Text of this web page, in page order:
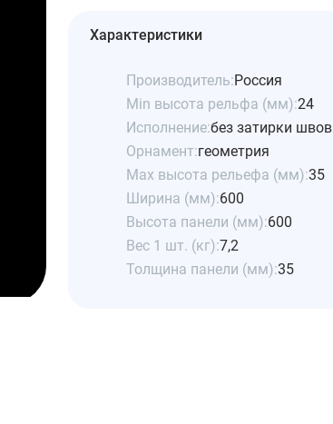
Характеристики
Производитель:Россия
Min высота рельфа (мм):24
Исполнение:без затирки швов
Орнамент:геометрия
Max высота рельефа (мм):35
Ширина (мм):600
Высота панели (мм):600
Вес 1 шт. (кг):7,2
Толщина панели (мм):35